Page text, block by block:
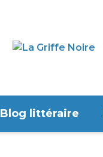
Blog littéraire